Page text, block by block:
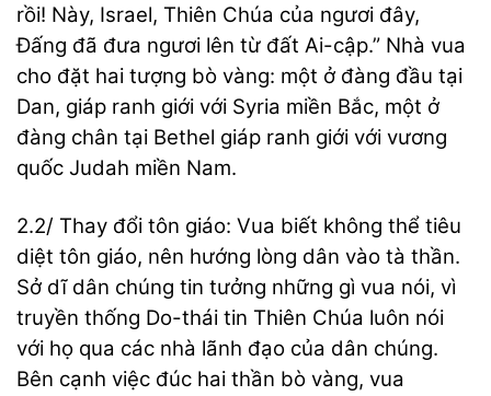
rồi! Này, Israel, Thiên Chúa của ngươi đây,
Đấng đã đưa ngươi lên từ đất Ai-cập.” Nhà vua
cho đặt hai tượng bò vàng: một ở đàng đầu tại
Dan, giáp ranh giới với Syria miền Bắc, một ở
đàng chân tại Bethel giáp ranh giới với vương
quốc Judah miền Nam.
2.2/ Thay đổi tôn giáo: Vua biết không thể tiêu
diệt tôn giáo, nên hướng lòng dân vào tà thần.
Sở dĩ dân chúng tin tưởng những gì vua nói, vì
truyền thống Do-thái tin Thiên Chúa luôn nói
với họ qua các nhà lãnh đạo của dân chúng.
Bên cạnh việc đúc hai thần bò vàng, vua